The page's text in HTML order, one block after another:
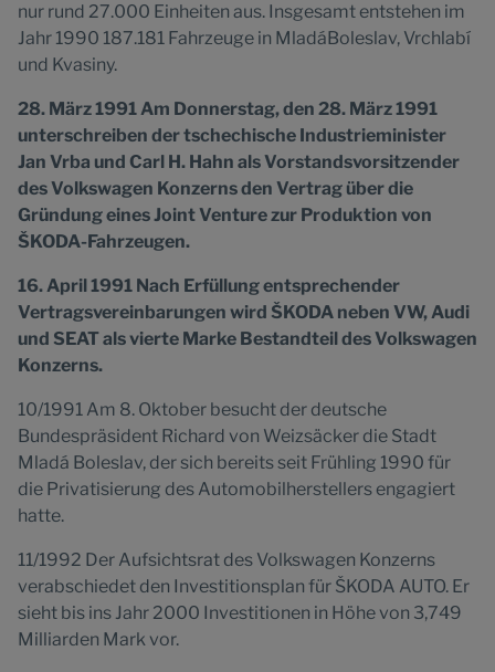
nur rund 27.000 Einheiten aus. Insgesamt entstehen im
Jahr 1990 187.181 Fahrzeuge in MladáBoleslav, Vrchlabí
und Kvasiny.
28. März 1991 Am Donnerstag, den 28. März 1991
unterschreiben der tschechische Industrieminister
Jan Vrba und Carl H. Hahn als Vorstandsvorsitzender
des Volkswagen Konzerns den Vertrag über die
Gründung eines Joint Venture zur Produktion von
ŠKODA-Fahrzeugen.
16. April 1991 Nach Erfüllung entsprechender
Vertragsvereinbarungen wird ŠKODA neben VW, Audi
und SEAT als vierte Marke Bestandteil des Volkswagen
Konzerns.
10/1991 Am 8. Oktober besucht der deutsche
Bundespräsident Richard von Weizsäcker die Stadt
Mladá Boleslav, der sich bereits seit Frühling 1990 für
die Privatisierung des Automobilherstellers engagiert
hatte.
11/1992 Der Aufsichtsrat des Volkswagen Konzerns
verabschiedet den Investitionsplan für ŠKODA AUTO. Er
sieht bis ins Jahr 2000 Investitionen in Höhe von 3,749
Milliarden Mark vor.